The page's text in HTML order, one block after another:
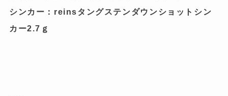
シンカー：reinsタングステンダウンショットシン
カー2.7ｇ